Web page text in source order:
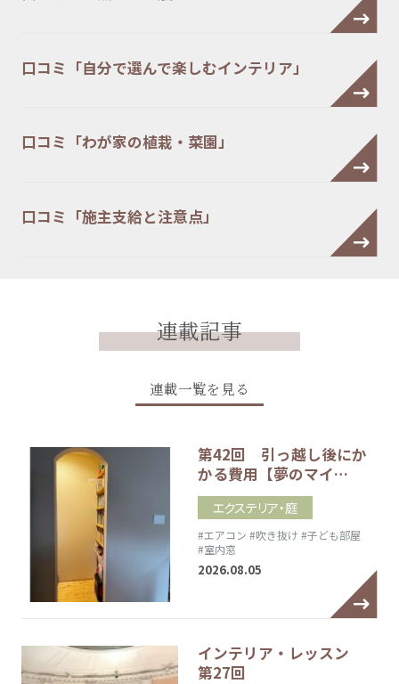
口コミ「自分で選んで楽しむインテリア」
口コミ「わが家の植栽・菜園」
口コミ「施主支給と注意点」
連載記事
連載一覧を見る
第42回 引っ越し後にか
かる費用【夢のマイ…
エクステリア・庭
#エアコン #吹き抜け #子ども部屋
#室内窓
2026.08.05
インテリア・レッスン
第27回